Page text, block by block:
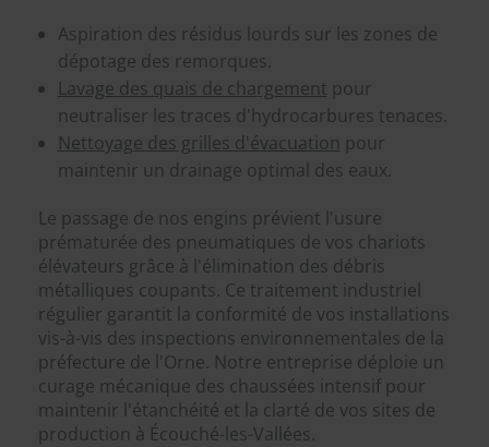
Aspiration des résidus lourds sur les zones de
dépotage des remorques.
Lavage des quais de chargement pour
neutraliser les traces d'hydrocarbures tenaces.
Nettoyage des grilles d'évacuation pour
maintenir un drainage optimal des eaux.
Le passage de nos engins prévient l'usure
prématurée des pneumatiques de vos chariots
élévateurs grâce à l'élimination des débris
métalliques coupants. Ce traitement industriel
régulier garantit la conformité de vos installations
vis-à-vis des inspections environnementales de la
préfecture de l'Orne. Notre entreprise déploie un
curage mécanique des chaussées intensif pour
maintenir l'étanchéité et la clarté de vos sites de
production à Écouché-les-Vallées.